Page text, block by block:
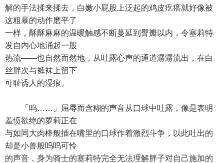
解的手法揉来揉去，白嫩小屁股上泛起的鸡皮疙瘩就好像被
这粗暴的动作磨平了
一样，酥酥麻麻的温暖触感不断蔓延到臀瓣以内，令塞莉特
发自内心地涌起一股
热流——也自然而然地，从吐露心声的通道潺潺流出，在白
丝胖次与裤袜上留下
可耻诱人的湿痕。
「呜……」屈辱而含糊的声音从口球中吐露，像是表明
羞愤欲绝的萝莉正在
与如同大肉棒般插在嘴里的口球作着激烈斗争，以此吐出的
却是小兽般呜呜可怜
的声音，身为骑士的塞莉特完全无法理解胖子对自己施加的